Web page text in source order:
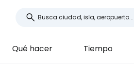
Qué hacer Tiempo